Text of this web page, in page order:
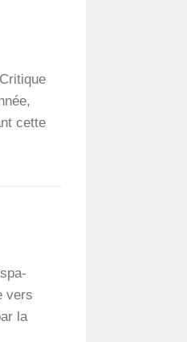
cette
vers
la